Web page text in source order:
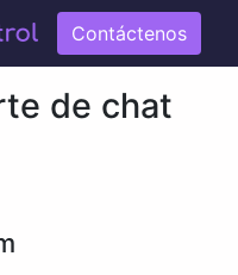
Contáctenos
de chat